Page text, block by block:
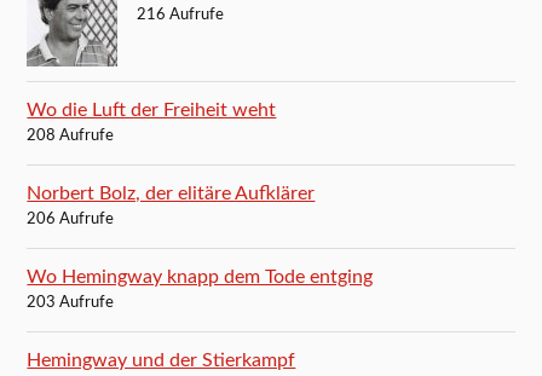
216 Aufrufe
Wo die Luft der Freiheit weht
208 Aufrufe
Norbert Bolz, der elitäre Aufklärer
206 Aufrufe
Wo Hemingway knapp dem Tode entging
203 Aufrufe
Hemingway und der Stierkampf